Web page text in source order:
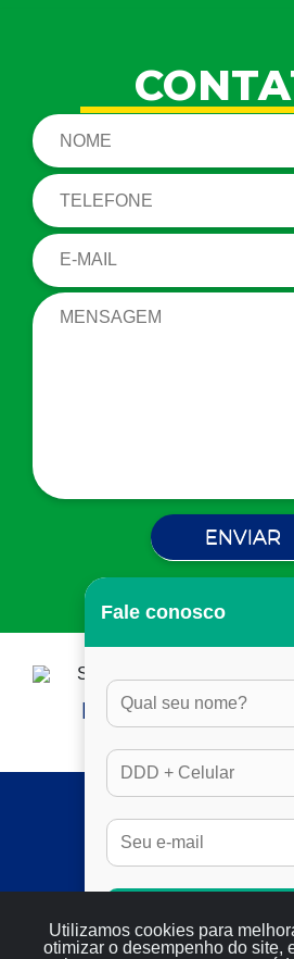
Utilizamos cookies para
otimizar o desempenho do site,
HORÁRIO DE
DAS 8H ÀS 17H30, EM
FULL SEO
BLOG
Fale conosco